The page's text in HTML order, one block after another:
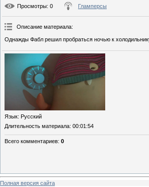
Просмотры: 0 Гламперсы
Описание материала:
Однажды Фабл решил пробраться ночью к
Язык: Русский
Длительность материала: 00:01:54
Всего комментариев: 0
Полная версия сайта